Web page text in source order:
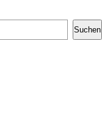
Suchen